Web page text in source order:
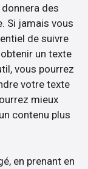
des
Si jamais vous
de suivre
un texte
vous pourrez
votre texte
mieux
contenu plus
en prenant en